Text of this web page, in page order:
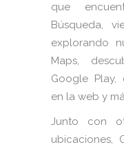
que
Búsqueda,
explorando
Maps,
Google Play,
en la web y
Junto con
ubicaciones,